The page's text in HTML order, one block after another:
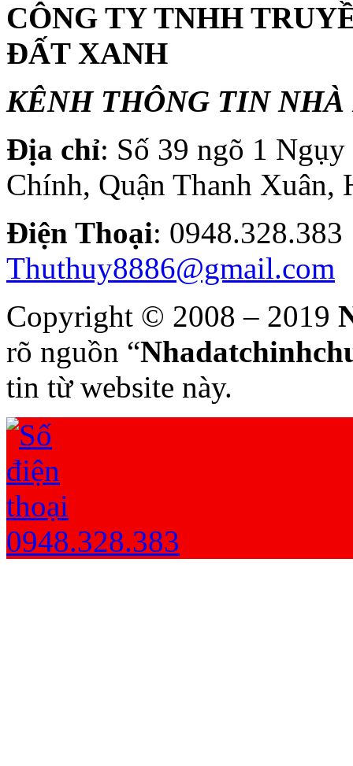
CÔNG TY TNHH
ĐẤT XANH
KÊNH THÔNG TIN
Địa chỉ: Số 39 ngõ 1
Chính, Quận Thanh Xuân,
Điện Thoại:
Thuthuy8886@gmail.com
Copyright © 2008 – 2019
rõ nguồn “
tin từ website này.
0948.328.383